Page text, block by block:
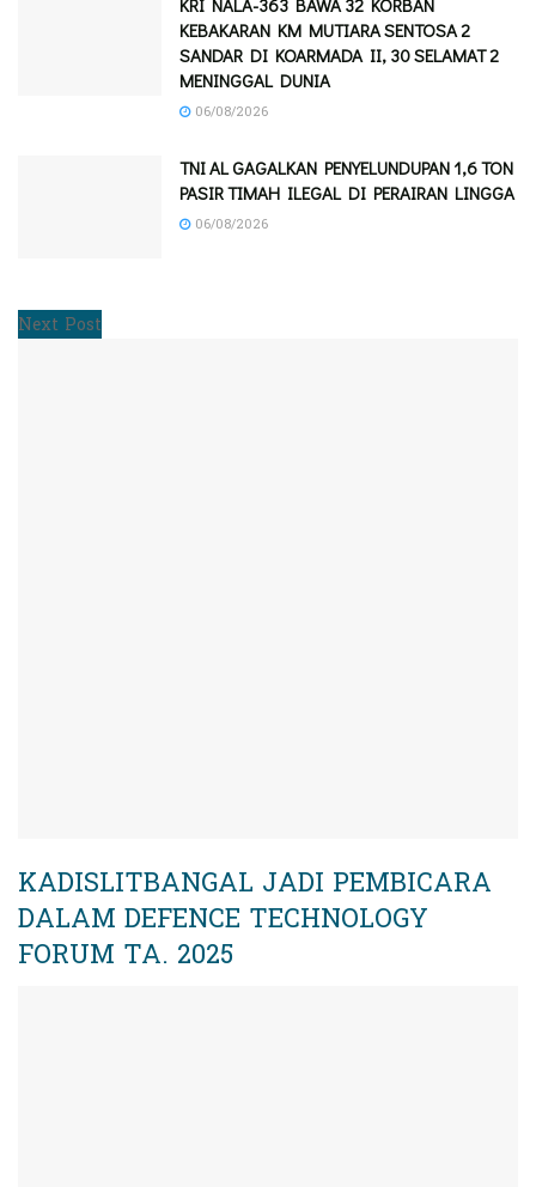
KRI NALA-363 BAWA 32 KORBAN
KEBAKARAN KM MUTIARA SENTOSA 2
SANDAR DI KOARMADA II, 30 SELAMAT 2
MENINGGAL DUNIA
06/08/2026
TNI AL GAGALKAN PENYELUNDUPAN 1,6 TON
PASIR TIMAH ILEGAL DI PERAIRAN LINGGA
06/08/2026
Next Post
KADISLITBANGAL JADI PEMBICARA
DALAM DEFENCE TECHNOLOGY
FORUM TA. 2025